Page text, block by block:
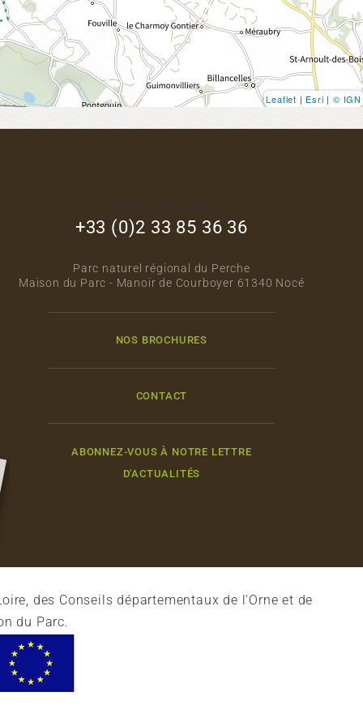
Leaflet | Esri | © IGN
+33 (0)2 33 85 36 36
Parc naturel régional du Perche
Maison du Parc - Manoir de Courboyer 61340 Nocé
NOS BROCHURES
CONTACT
ABONNEZ-VOUS À NOTRE LETTRE
D'ACTUALITÉS
des Conseils départementaux de l'Orne et de
du Parc.